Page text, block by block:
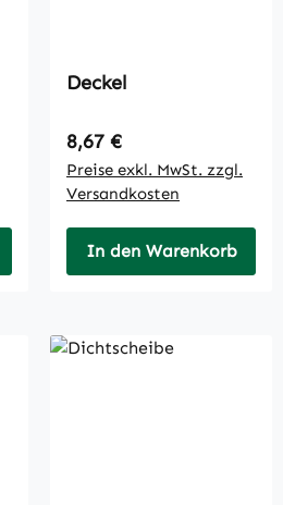
Deckel
Regulärer Preis:
8,67 €
Preise exkl. MwSt. zzgl.
Versandkosten
In den Warenkorb